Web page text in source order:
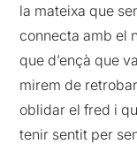
la mateixa que
connecta amb el
que d’ençà que
mirem de
oblidar el fred i
tenir sentit per